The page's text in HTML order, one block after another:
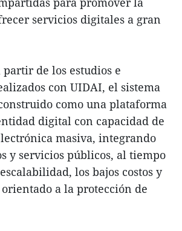
servicios digitales a gran
de los estudios e
con UIDAI, el sistema
como una plataforma
digital con capacidad de
masiva, integrando
y servicios públicos, al tiempo
los bajos costos y
a la protección de